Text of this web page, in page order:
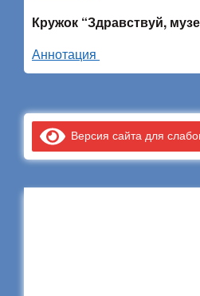
Кружок “Здравствуй,
Аннотация
Версия сайта для